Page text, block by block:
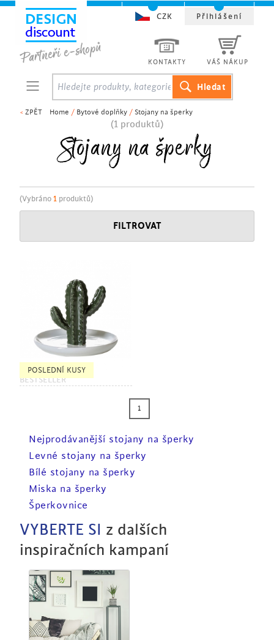
< ZPĚT Home / Bytové doplňky / Stojany na šperky
(1 produktů)
Stojany na šperky
(Vybráno 1 produktů)
FILTROVAT
POSLEDNÍ KUSY
BESTSELLER
1
Nejprodávanější stojany na šperky
Levné stojany na šperky
Bílé stojany na šperky
Miska na šperky
Šperkovnice
VYBERTE SI
z dalších
inspiračních kampaní
KONTAKTY VÁŠ NÁKUP
CZK Přihlášení